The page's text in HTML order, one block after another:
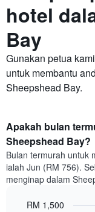
hotel
Bay
Gunakan petua
untuk membantu
Sheepshead Bay.
Apakah bulan
Sheepshead Bay?
Bulan termurah untuk
ialah Jun (RM 756).
menginap dalam
RM 1,500